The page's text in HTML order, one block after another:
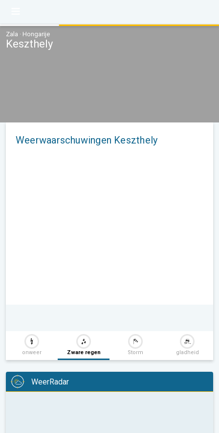
Zala · Hongarije
Keszthely
Weerwaarschuwingen Keszthely
onweer Zware regen Storm gladheid
WeerRadar